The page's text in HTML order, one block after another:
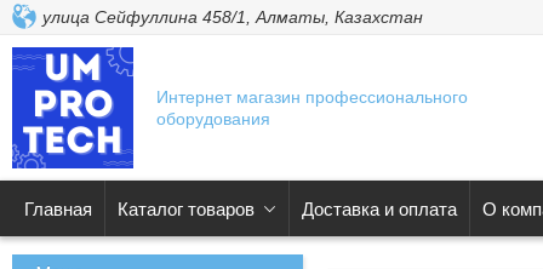
улица Сейфуллина 458/1, Алматы, Казахстан
Интернет магазин профессионального
оборудования
Главная Каталог товаров Доставка и оплата О